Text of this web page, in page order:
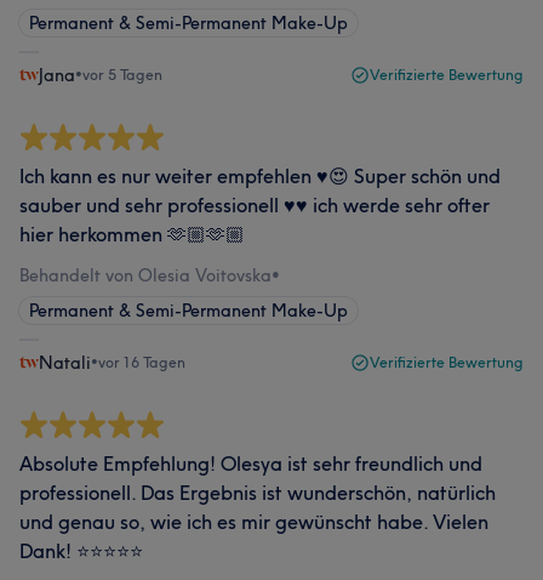
Permanent & Semi-Permanent Make-Up
Jana•vor 5 Tagen Verifizierte Bewertung
Ich kann es nur weiter empfehlen ♥️😍 Super schön und
sauber und sehr professionell ♥️♥️ ich werde sehr ofter
hier herkommen 🫶🏼🫶🏼
Behandelt von Olesia Voitovska•
Permanent & Semi-Permanent Make-Up
Natali•vor 16 Tagen Verifizierte Bewertung
Absolute Empfehlung! Olesya ist sehr freundlich und
professionell. Das Ergebnis ist wunderschön, natürlich
und genau so, wie ich es mir gewünscht habe. Vielen
Dank! ⭐⭐⭐⭐⭐